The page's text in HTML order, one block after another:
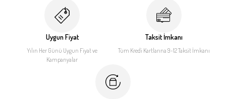
Uygun Fiyat
Yılın Her Günü Uygun Fiyatve
Kampanyalar
Taksit İmkanı
Tüm Kredi Kartlarına 9-12Taksit İmkanı